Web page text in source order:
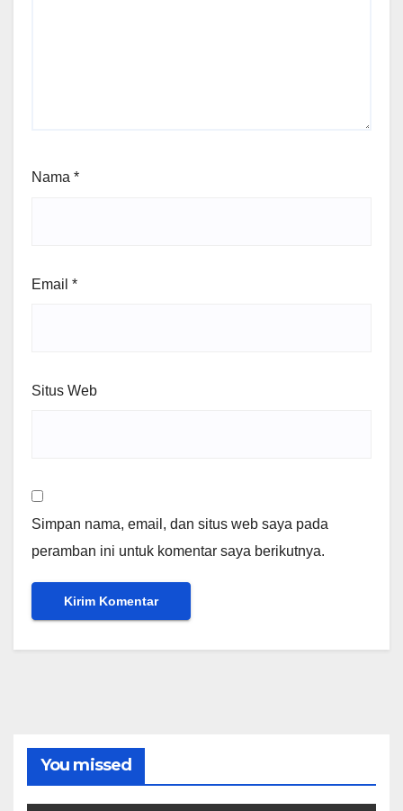
Nama *
Email *
Situs Web
Simpan nama, email, dan situs web saya pada
peramban ini untuk komentar saya berikutnya.
You missed